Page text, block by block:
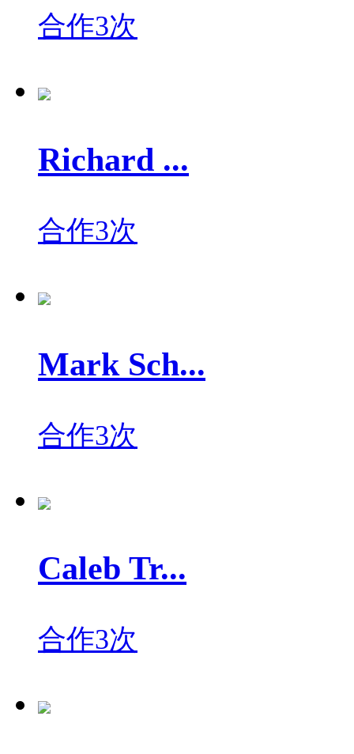
合作3次
Richard ...
合作3次
Mark Sch...
合作3次
Caleb Tr...
合作3次